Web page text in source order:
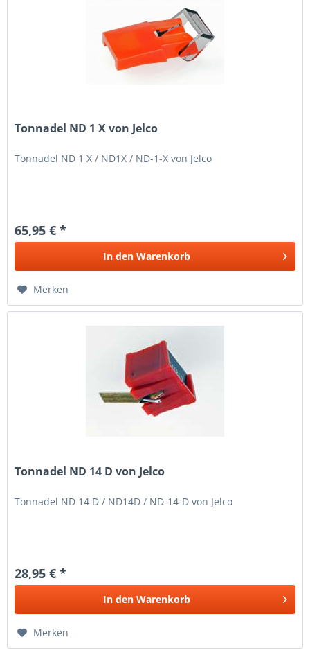
Tonnadel ND 1 X von Jelco
Tonnadel ND 1 X / ND1X / ND-1-X von Jelco
65,95 € *
In den Warenkorb
Merken
Tonnadel ND 14 D von Jelco
Tonnadel ND 14 D / ND14D / ND-14-D von Jelco
28,95 € *
In den Warenkorb
Merken